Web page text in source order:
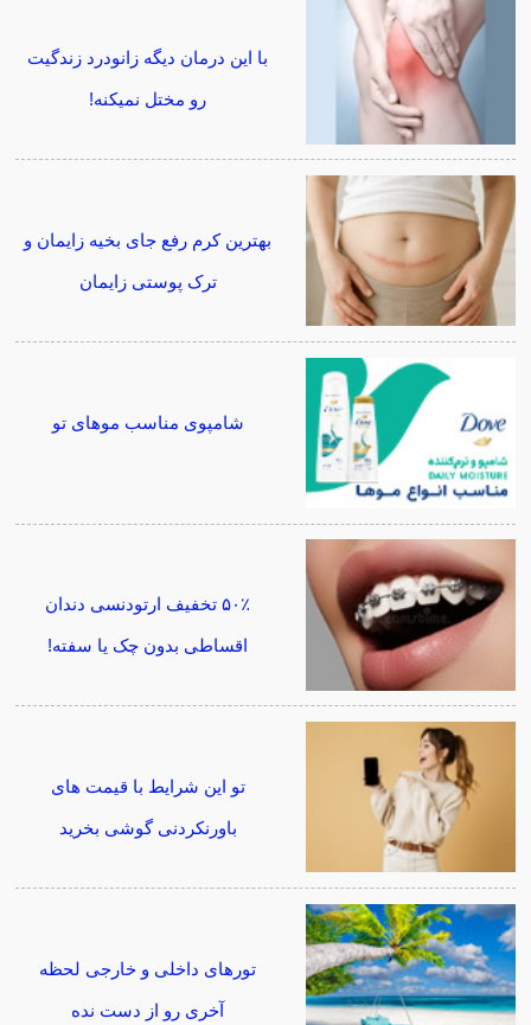
با این درمان دیگه زانودرد زندگیت
رو مختل نمیکنه!
بهترین کرم رفع جای بخیه زایمان و
ترک پوستی زایمان
شامپوی مناسب موهای تو
۵۰٪ تخفیف ارتودنسی دندان
اقساطی بدون چک یا سفته!
تو این شرایط با قیمت های
باورنکردنی گوشی بخرید
تورهای داخلی و خارجی لحظه
آخری رو از دست نده